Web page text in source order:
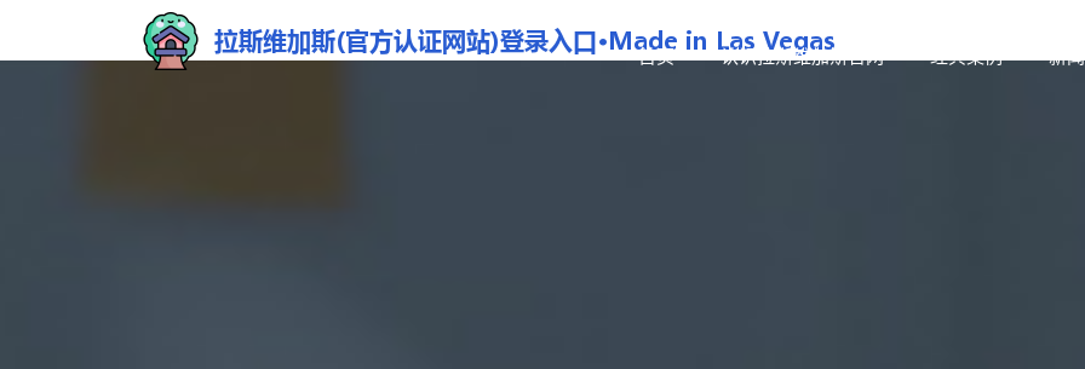
首页 认识拉斯维加斯官网 经典案例 新